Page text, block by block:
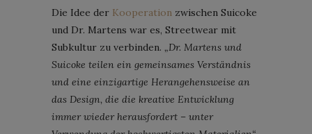
Die Idee der Kooperation zwischen Suicoke
und Dr. Martens war es, Streetwear mit
Subkultur zu verbinden. „Dr. Martens und
Suicoke teilen ein gemeinsames Verständnis
und eine einzigartige Herangehensweise an
das Design, die die kreative Entwicklung
immer wieder herausfordert – unter